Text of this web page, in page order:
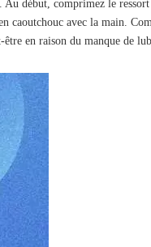
Au début, comprimez le
caoutchouc avec la main.
en raison du manque de